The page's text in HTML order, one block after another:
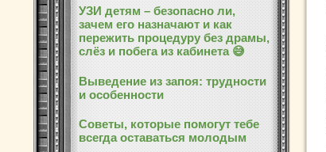
УЗИ детям – безопасно ли,
зачем его назначают и как
пережить процедуру без драмы,
слёз и побега из кабинета 😅
Выведение из запоя: трудности
и особенности
Советы, которые помогут тебе
всегда оставаться молодым